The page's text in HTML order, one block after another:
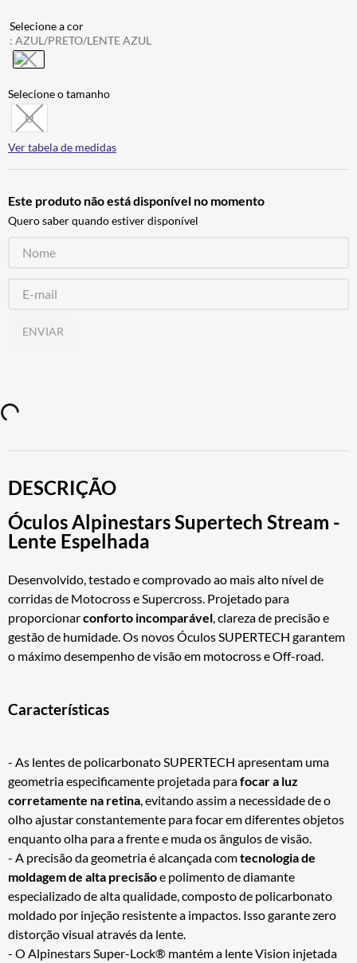
: AZUL/PRETO/LENTE AZUL
U
Ver tabela de medidas
Este produto não está disponível no momento
Quero saber quando estiver disponível
ENVIAR
DESCRIÇÃO
Óculos Alpinestars Supertech Stream -
Lente Espelhada
Desenvolvido, testado e comprovado ao mais alto nível de
corridas de Motocross e Supercross. Projetado para
proporcionarconforto incomparável, clareza de precisão e
gestão de humidade. Os novos Óculos SUPERTECH garantem
o máximo desempenho de visão em motocross e Off-road.
Características
- As lentes de policarbonato SUPERTECH apresentam uma
geometria especificamente projetada parafocar a luz
corretamente na retina, evitando assim a necessidade de o
olho ajustar constantemente para focar em diferentes objetos
enquanto olha para a frente e muda os ângulos de visão.
- A precisão da geometria é alcançada comtecnologia de
moldagem de alta precisãoe polimento de diamante
especializado de alta qualidade, composto de policarbonato
moldado por injeção resistente a impactos. Isso garante zero
distorção visual através da lente.
- O Alpinestars Super-Lock® mantém a lente Vision injetada